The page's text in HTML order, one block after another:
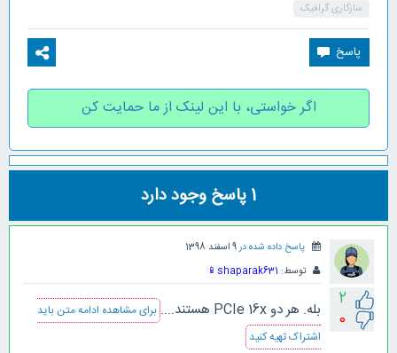
سازگاری گرافیک
اگر خواستی، با این لینک از ما حمایت کن
1پاسخ وجود دارد
2
0
پاسخ داده شده در9 اسفند 1398
توسط: shaparak631
📱
بله. هر دو PCIe 16x هستند....
برای مشاهده ادامه متن باید
اشتراک تهیه کنید